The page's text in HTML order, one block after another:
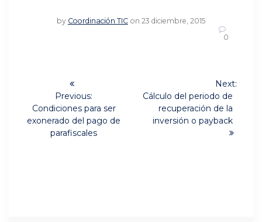
by Coordinación TIC on 23 diciembre, 2015
0
Navegación
entradas
Previous:
Previous
post:
Condiciones para ser
exonerado del pago de
parafiscales
Next:
Next
post:
Cálculo del periodo de
recuperación de la
inversión o payback